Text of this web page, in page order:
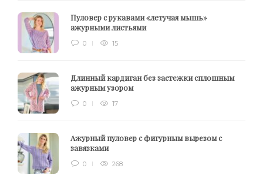
Пуловер с рукавами «летучая мышь»
ажурными листьями
0 15
Длинный кардиган без застежки сплошным
ажурным узором
0 17
Ажурный пуловер с фигурным вырезом с
завязками
0 268